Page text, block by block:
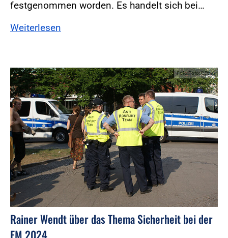
festgenommen worden. Es handelt sich bei…
Weiterlesen
Foto:Foto: DPolG
Rainer Wendt über das Thema Sicherheit bei der
EM 2024